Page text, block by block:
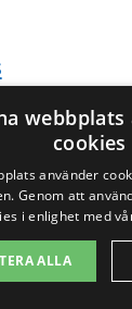
cookies
använder
Genom att
i enlighet med
ALLA